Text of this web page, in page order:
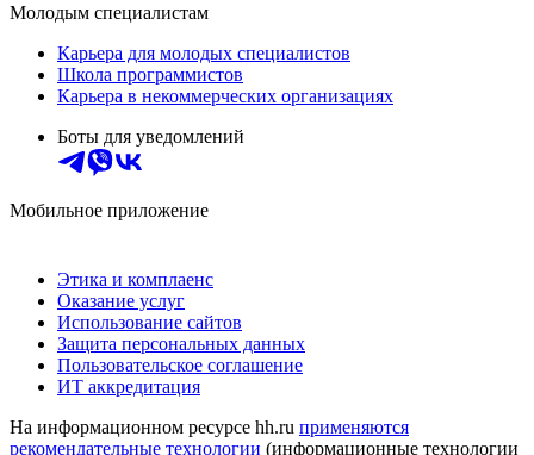
Молодым специалистам
Карьера для молодых специалистов
Школа программистов
Карьера в некоммерческих организациях
Боты для уведомлений
Мобильное приложение
Этика и комплаенс
Оказание услуг
Использование сайтов
Защита персональных данных
Пользовательское соглашение
ИТ аккредитация
На информационном ресурсе hh.ru применяются
рекомендательные технологии (информационные технологии